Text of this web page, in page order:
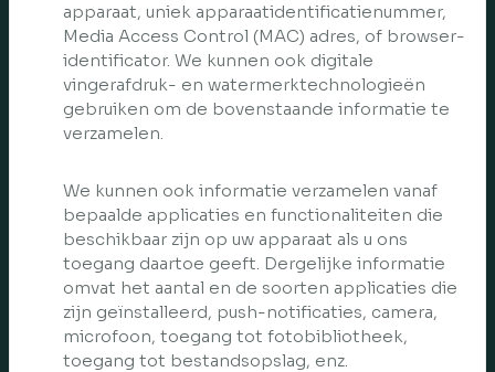
apparaat, uniek apparaatidentificatienummer,
Media Access Control (MAC) adres, of browser-
identificator. We kunnen ook digitale
vingerafdruk- en watermerktechnologieën
gebruiken om de bovenstaande informatie te
verzamelen.
We kunnen ook informatie verzamelen vanaf
bepaalde applicaties en functionaliteiten die
beschikbaar zijn op uw apparaat als u ons
toegang daartoe geeft. Dergelijke informatie
omvat het aantal en de soorten applicaties die
zijn geïnstalleerd, push-notificaties, camera,
microfoon, toegang tot fotobibliotheek,
toegang tot bestandsopslag, enz.